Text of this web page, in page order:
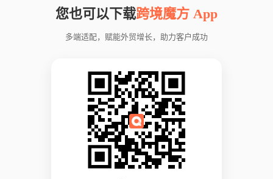
您也可以下载跨境魔方 App
多端适配，赋能外贸增长，助力客户成功